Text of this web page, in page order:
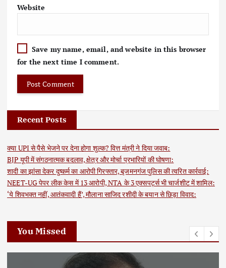
Website
Save my name, email, and website in this browser
for the next time I comment.
Recent Posts
क्या UPI से पैसे भेजने पर देना होगा शुल्क? वित्त मंत्री ने दिया जवाब:
BJP यूपी में संगठनात्मक बदलाव, क्षेत्र और मोर्चा प्रभारियों की घोषणा:
शादी का झांसा देकर दुष्कर्म का आरोपी गिरफ्तार, बृजमनगंज पुलिस की त्वरित कार्रवाई:
NEET-UG पेपर लीक केस में 13 आरोपी, NTA के 3 एक्सपर्ट्स भी चार्जशीट में शामिल:
‘ये शिवभक्त नहीं, आतंकवादी हैं’, मौलाना साजिद रशीदी के बयान से छिड़ा विवाद:
You Missed